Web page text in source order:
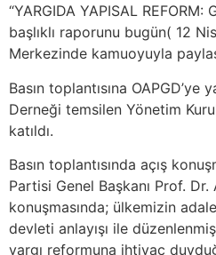
“YARGIDA YAPISAL
başlıklı raporunu bugün( 12
Merkezinde kamuoyuyla
Basın toplantısına
Derneği temsilen Yönetim
katıldı.
Basın toplantısında açış
Partisi Genel Başkanı Prof.
konuşmasında; ülkemizin
devleti anlayışı ile
yargı reformuna ihtiyaç